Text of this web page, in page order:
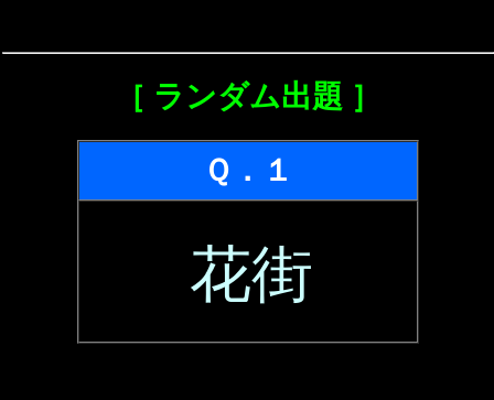
［ ランダム出題 ］
Ｑ．１
花街